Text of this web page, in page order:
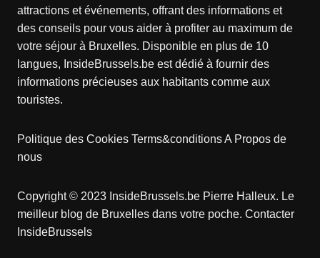
attractions et événements, offrant des informations et
des conseils pour vous aider à profiter au maximum de
votre séjour à Bruxelles. Disponible en plus de 10
langues, InsideBrussels.be est dédié à fournir des
informations précieuses aux habitants comme aux
touristes.
Politique des Cookies Terms&conditionsA Propos de
nous
Copyright © 2023 InsideBrussels.be Pierre Halleux. Le
meilleur blog de Bruxelles dans votre poche. Contacter
InsideBrussels